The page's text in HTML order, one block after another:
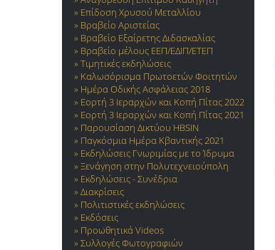
Επίδοση Χρυσού Μεταλλίου
Βραβείο Αριστείας
Βραβείο Εξαίρετης Διδασκαλίας
Βραβείο μέλους ΕΕΠ/ΕΔΙΠ/ΕΤΕΠ
Τιμητικές εκδηλώσεις
Καλωσόρισμα Πρωτοετών Φοιτητών
Ημέρα Οδικής Ασφάλειας 2018
Εορτή 3 Ιεραρχών και Κοπή Πίτας 2022
Εορτή 3 Ιεραρχών και Κοπή Πίτας 2021
Παρουσίαση Δικτύου HBSIN
Παγκόσμια Ημέρα Κβαντικής 2021
Εκδηλώσεις Γνωριμίας με το Ίδρυμα
Ξενάγηση στην Πολυτεχνειούπολη
Εκδηλώσεις - Συνέδρια
Διακρίσεις
Πολιτιστικές εκδηλώσεις
Εκδόσεις
Προωθητικά Videos
Συλλογές Φωτογραφιών